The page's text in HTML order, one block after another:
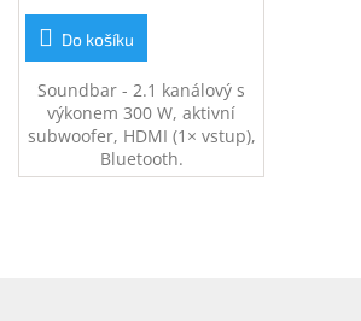
Do košíku
Soundbar - 2.1 kanálový s
výkonem 300 W, aktivní
subwoofer, HDMI (1× vstup),
Bluetooth.